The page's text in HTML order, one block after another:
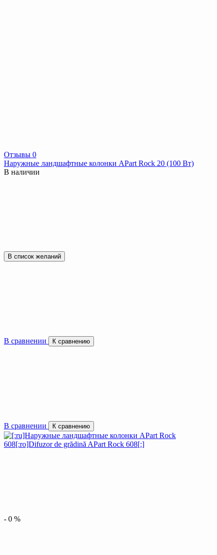
Отзывы 0
Наружные ландшафтные колонки APart Rock 20 (100 Вт)
В наличии
В список желаний
В сравнении К сравнению
В сравнении К сравнению
- 0 %